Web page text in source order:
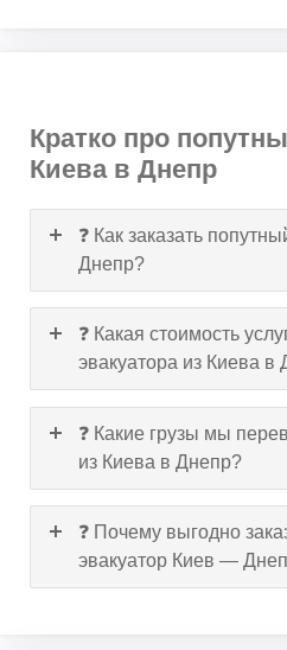
Кратко про
Киева в Днепр
❓ Как заказать
Днепр?
❓ Какая стоимость
эвакуатора из Киева в
❓ Какие грузы мы
из Киева в Днепр?
❓ Почему выгодно
эвакуатор Киев —